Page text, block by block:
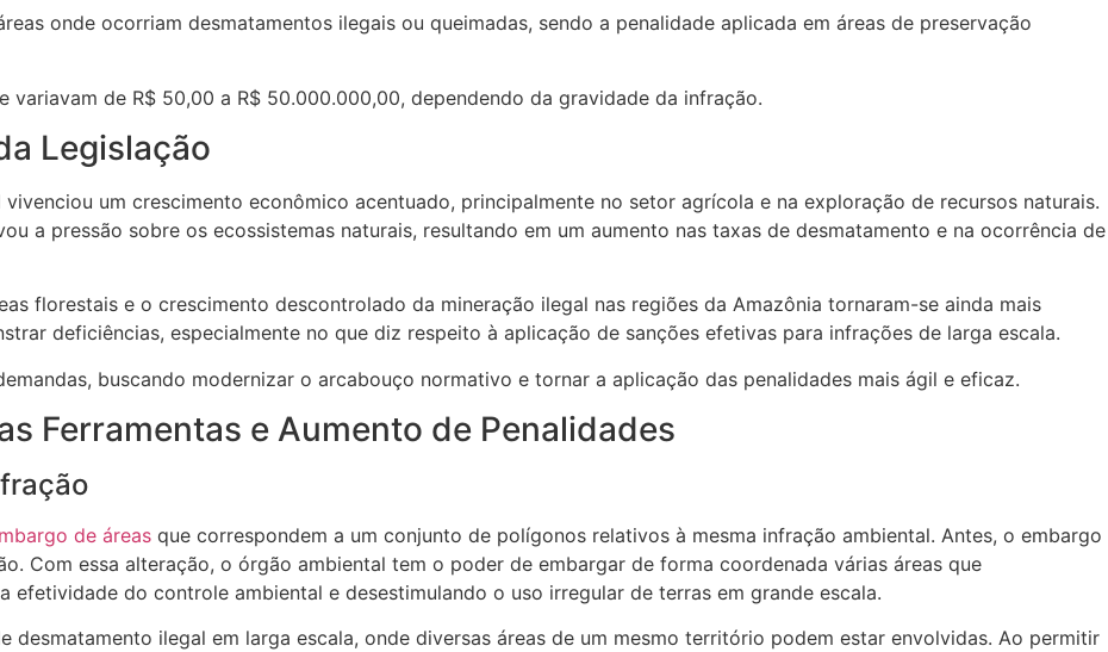
onde ocorriam desmatamentos ilegais ou queimadas, sendo a penalidade aplicada em áreas de preservação
de R$ 50,00 a R$ 50.000.000,00, dependendo da gravidade da infração.
Legislação
um crescimento econômico acentuado, principalmente no setor agrícola e na exploração de recursos naturais.
a pressão sobre os ecossistemas naturais, resultando em um aumento nas taxas de desmatamento e na ocorrência de
florestais e o crescimento descontrolado da mineração ilegal nas regiões da Amazônia tornaram-se ainda mais
deficiências, especialmente no que diz respeito à aplicação de sanções efetivas para infrações de larga escala.
buscando modernizar o arcabouço normativo e tornar a aplicação das penalidades mais ágil e eficaz.
Ferramentas e Aumento de Penalidades
de áreas que correspondem a um conjunto de polígonos relativos à mesma infração ambiental. Antes, o embargo
Com essa alteração, o órgão ambiental tem o poder de embargar de forma coordenada várias áreas que
do controle ambiental e desestimulando o uso irregular de terras em grande escala.
desmatamento ilegal em larga escala, onde diversas áreas de um mesmo território podem estar envolvidas. Ao permitir